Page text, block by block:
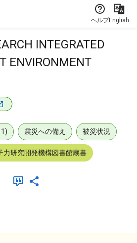
ヘルプEnglish
INTEGRATED
ENVIRONMENT
震災への備え 被災状況
力研究開発機構図書館蔵書